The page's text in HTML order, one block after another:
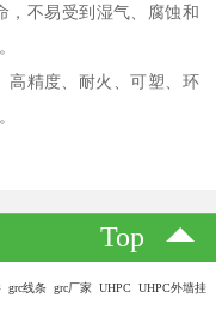
，不易受到湿气、腐蚀和
高精度、耐火、可塑、环
Top
grc线条 grc厂家 UHPC UHPC外墙挂